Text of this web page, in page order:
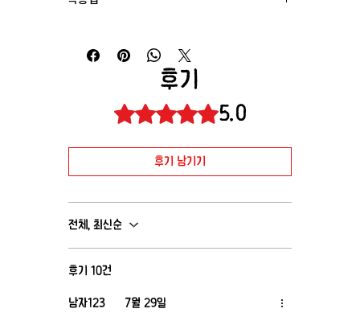
비용 없이 재발송해드립니다.
3. 천재지변으로 인한 배송지연이나 단순변심에 의한
교환 및 환불은 어려우니 양해 부탁드립니다.
· 사용하기 전에 두피를 깨끗이 씻고 건조시키십시오.
· 두피 부위에 적당량을 직접 도포해 주어야 합니다.
· 사용하기 전에 라벨이나 의사의 처방전을 읽으십시
· 도포 후 4시간 동안은 머리를 샴푸하거나 헤어드라
이어를 사용하지 마십시오. 약효가 저하될 수 있습니
다.
지 않을 수 있습니다.
· 이 약은 정기적으로 사용해야 합니다.
· 고혈압을 앓고 있거나 다른 두피 상태를 치료하기 위
서는 안 됩니다.
후기
별점 5점 중 5점을 주었습니다.
5.0
후기 남기기
전체, 최신순
후기 10건
남자123 7월 29일